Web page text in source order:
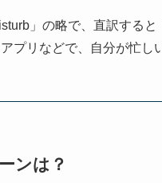
」の略で、直訳する
プリなどで、自分が忙し
ンは？